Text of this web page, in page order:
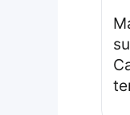
Martha Stewart svela dettagli